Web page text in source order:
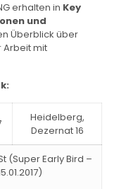
erhalten in Key
und
Überblick über
Arbeit mit
Heidelberg,
Dezernat 16
(Super Early Bird –